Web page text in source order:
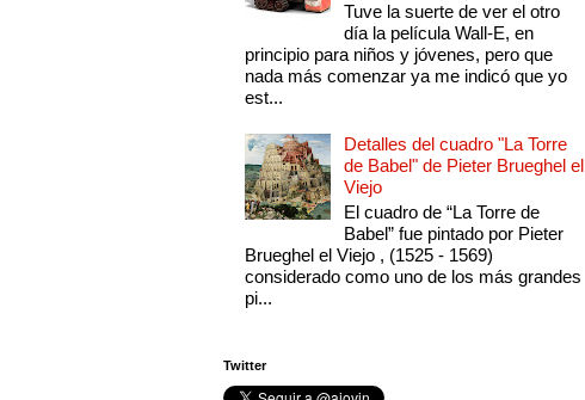
Tuve la suerte de ver el otro
día la película Wall-E, en
principio para niños y jóvenes, pero que
nada más comenzar ya me indicó que yo
est...
Detalles del cuadro "La Torre
de Babel" de Pieter Brueghel el
Viejo
El cuadro de “La Torre de
Babel” fue pintado por Pieter
Brueghel el Viejo , (1525 - 1569)
considerado como uno de los más grandes
pi...
Twitter